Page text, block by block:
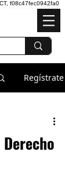
f08c47fec0942fa0
Regístrate